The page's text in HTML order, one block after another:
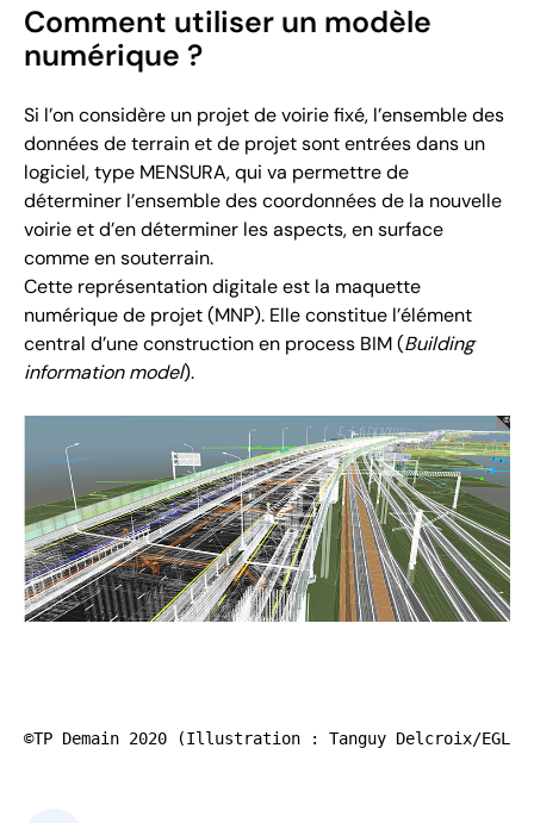
Comment utiliser un modèle
numérique ?
Si l’on considère un projet de voirie fixé, l’ensemble des
données de terrain et de projet sont entrées dans un
logiciel, type MENSURA, qui va permettre de
déterminer l’ensemble des coordonnées de la nouvelle
voirie et d’en déterminer les aspects, en surface
comme en souterrain.
Cette représentation digitale est la maquette
numérique de projet (MNP). Elle constitue l’élément
central d’une construction en process BIM (Building
information model).
©TP Demain 2020 (Illustration : Tanguy Delcroix/